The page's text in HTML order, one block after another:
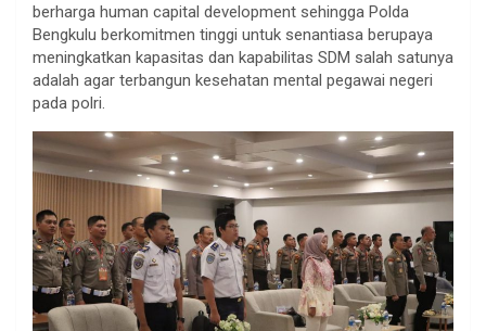
berharga human capital development sehingga Polda
Bengkulu berkomitmen tinggi untuk senantiasa berupaya
meningkatkan kapasitas dan kapabilitas SDM salah satunya
adalah agar terbangun kesehatan mental pegawai negeri
pada polri.